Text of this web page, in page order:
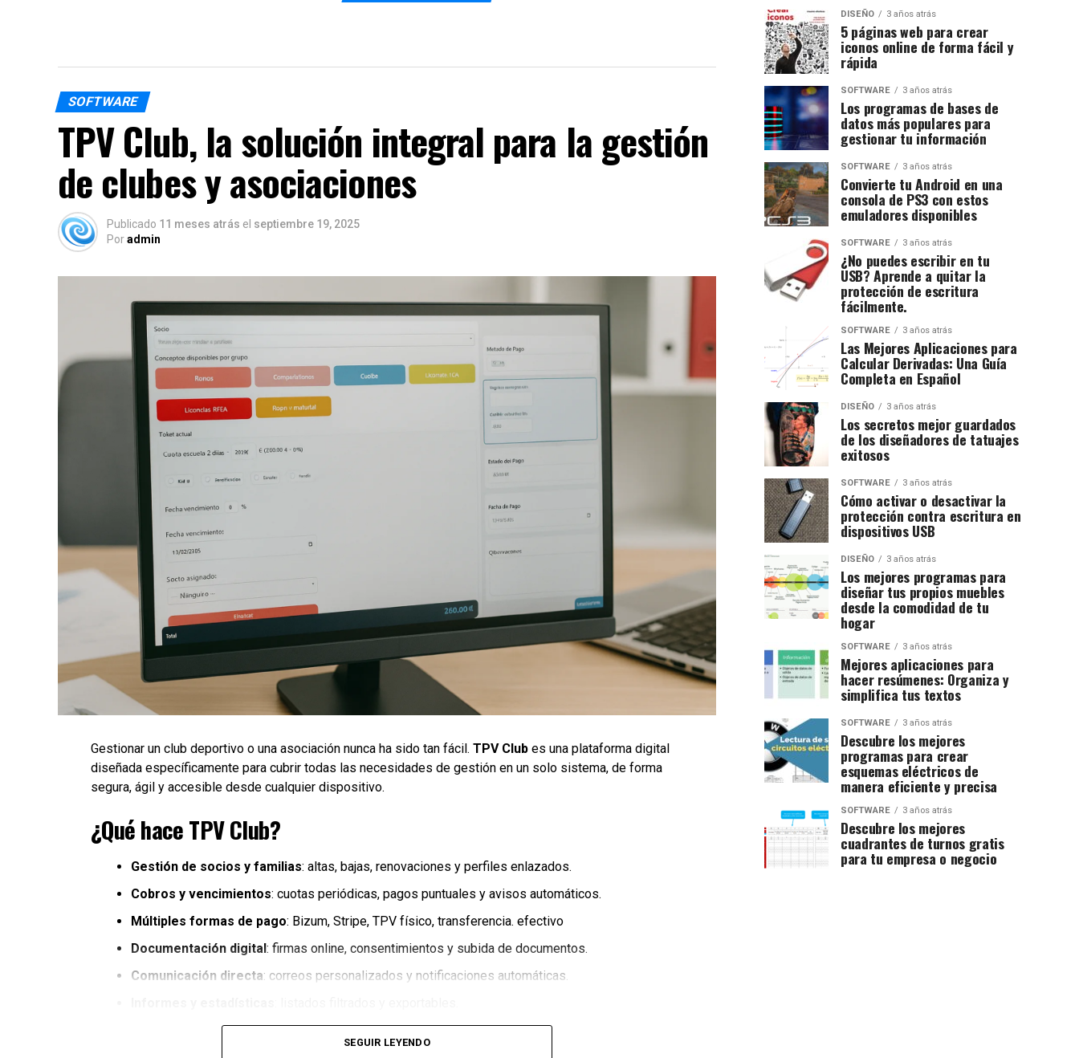
SOFTWARE
TPV Club, la solución integral para la gestión
de clubes y asociaciones
Publicado 11 meses atrás el septiembre 19, 2025
Poradmin
Gestionar un club deportivo o una asociación nunca ha sido tan fácil. TPV Club es una plataforma digital
diseñada específicamente para cubrir todas las necesidades de gestión en un solo sistema, de forma
segura, ágil y accesible desde cualquier dispositivo.
¿Qué hace TPV Club?
Gestión de socios y familias: altas, bajas, renovaciones y perfiles enlazados.
Cobros y vencimientos: cuotas periódicas, pagos puntuales y avisos automáticos.
Múltiples formas de pago: Bizum, Stripe, TPV físico, transferencia. efectivo
Documentación digital: firmas online, consentimientos y subida de documentos.
Comunicación directa: correos personalizados y notificaciones automáticas.
SEGUIR LEYENDO
DISEÑO 3 años atrás
5 páginas web para crear
iconos online de forma fácil y
rápida
SOFTWARE 3 años atrás
Los programas de bases de
datos más populares para
gestionar tu información
SOFTWARE 3 años atrás
Convierte tu Android en una
consola de PS3 con estos
emuladores disponibles
SOFTWARE 3 años atrás
¿No puedes escribir en tu
USB? Aprende a quitar la
protección de escritura
fácilmente.
SOFTWARE 3 años atrás
Las Mejores Aplicaciones para
Calcular Derivadas: Una Guía
Completa en Español
DISEÑO 3 años atrás
Los secretos mejor guardados
de los diseñadores de tatuajes
exitosos
SOFTWARE 3 años atrás
Cómo activar o desactivar la
protección contra escritura en
dispositivos USB
DISEÑO 3 años atrás
Los mejores programas para
diseñar tus propios muebles
desde la comodidad de tu
hogar
SOFTWARE 3 años atrás
Mejores aplicaciones para
hacer resúmenes: Organiza y
simplifica tus textos
SOFTWARE 3 años atrás
Descubre los mejores
programas para crear
esquemas eléctricos de
manera eficiente y precisa
SOFTWARE 3 años atrás
Descubre los mejores
cuadrantes de turnos gratis
para tu empresa o negocio